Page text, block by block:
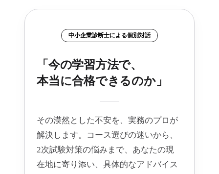
中小企業診断士による個別対話
「今の学習方法で、
本当に合格できるのか」
その漠然とした不安を、実務のプロが
解決します。コース選びの迷いから、
2次試験対策の悩みまで、あなたの現
在地に寄り添い、具体的なアドバイス